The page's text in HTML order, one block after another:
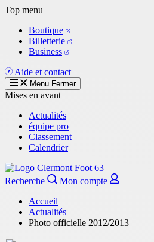
Aller
contenu
principal
Top menu
Boutique
Billetterie
Business
Aide et contact
Menu Fermer
Mises en avant
Actualités
équipe pro
Classement
Calendrier
Recherche
Mon compte
Accueil
Actualités
Photo officielle 2012/2013